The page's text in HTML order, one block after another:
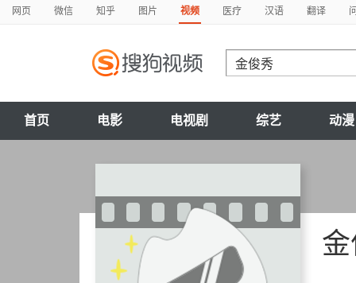
网页 微信 知乎 图片 视频 医疗 汉语 翻译
首页 电影 电视剧 综艺 动漫